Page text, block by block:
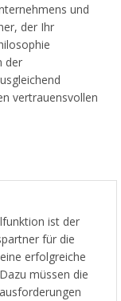
und
der Ihr
der
vertrauensvollen
ist der
für die
erfolgreiche
müssen die